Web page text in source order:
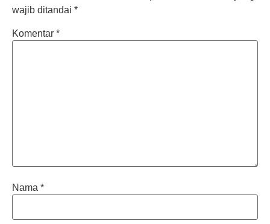
wajib ditandai *
Komentar *
Nama *